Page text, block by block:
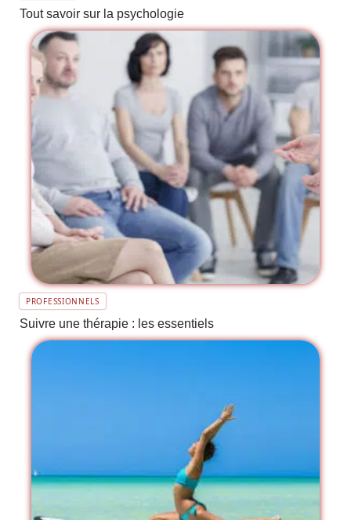
Tout savoir sur la psychologie
PROFESSIONNELS
Suivre une thérapie : les essentiels